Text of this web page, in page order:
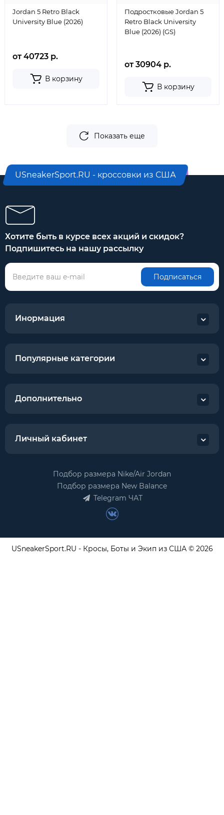
Jordan 5 Retro Black
University Blue (2026)
от 40723 р.
В корзину
Подростковые Jordan 5
Retro Black University
Blue (2026) (GS)
от 30904 р.
В корзину
Показать еще
USneakerSport.RU - кроссовки из США
Хотите быть в курсе всех акций и скидок?
Подпишитесь на нашу рассылку
Подписаться
Инормация
Популярные категории
Дополнительно
Личный кабинет
Подбор размера Nike/Air Jordan
Подбор размера New Balance
Telegram ЧАТ
USneakerSport.RU - Кросы, Боты и Экип из США © 2026